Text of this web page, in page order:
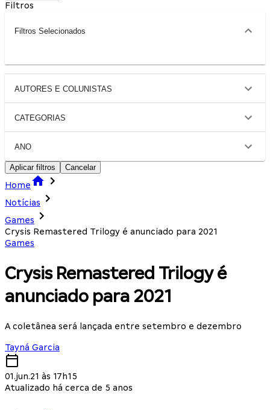
Filtros
Filtros Selecionados
AUTORES E COLUNISTAS
CATEGORIAS
ANO
Aplicar filtros Cancelar
Home
Notícias
Games
Crysis Remastered Trilogy é anunciado para 2021
Games
Crysis Remastered Trilogy é
anunciado para 2021
A coletânea será lançada entre setembro e dezembro
Tayná Garcia
01.jun.21 às 17h15
Atualizado há cerca de 5 anos